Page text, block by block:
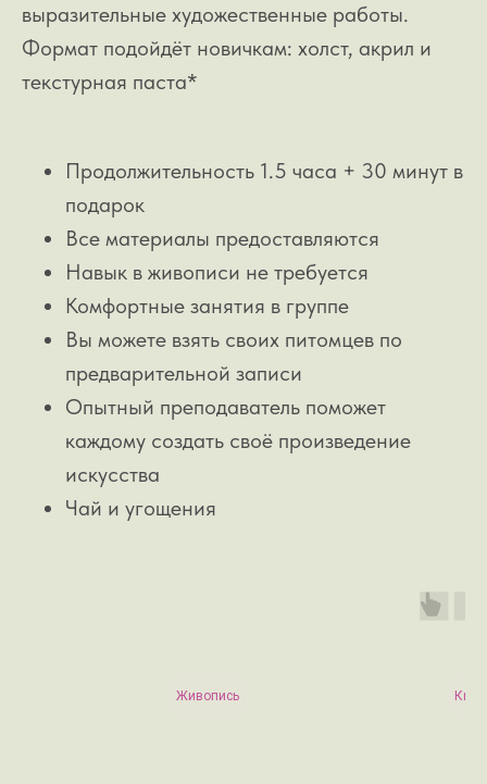
выразительные художественные работы.
Формат подойдёт новичкам: холст, акрил и
текстурная паста*
Продолжительность 1.5 часа + 30 минут в
подарок
Все материалы предоставляются
Навык в живописи не требуется
Комфортные занятия в группе
Вы можете взять своих питомцев по
предварительной записи
Опытный преподаватель поможет
каждому создать своё произведение
искусства
Чай и угощения
Живопись